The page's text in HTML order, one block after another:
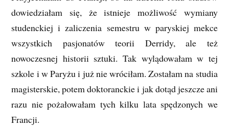
dowiedziałam się, że istnieje możliwość wymiany
studenckiej i zaliczenia semestru w paryskiej mekce
wszystkich pasjonatów teorii Derridy, ale też
nowoczesnej historii sztuki. Tak wylądowałam w tej
szkole i w Paryżu i już nie wróciłam. Zostałam na studia
magisterskie, potem doktoranckie i jak dotąd jeszcze ani
razu nie pożałowałam tych kilku lata spędzonych we
Francji.